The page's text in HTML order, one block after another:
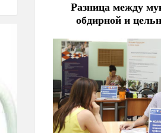
Разница между
обдирной и